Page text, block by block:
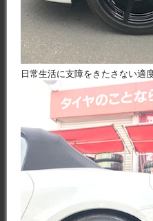
日常生活に支障をきたさない適